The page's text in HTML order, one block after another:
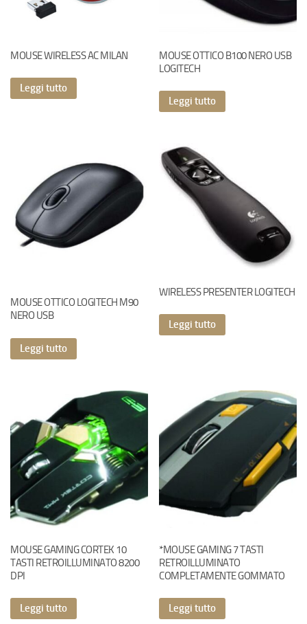
MOUSE WIRELESS AC MILAN
Leggi tutto
MOUSE OTTICO B100 NERO USB
LOGITECH
Leggi tutto
MOUSE OTTICO LOGITECH M90
NERO USB
Leggi tutto
WIRELESS PRESENTER LOGITECH
Leggi tutto
MOUSE GAMING CORTEK 10
TASTI RETROILLUMINATO 8200
DPI
Leggi tutto
*MOUSE GAMING 7 TASTI
RETROILLUMINATO
COMPLETAMENTE GOMMATO
Leggi tutto